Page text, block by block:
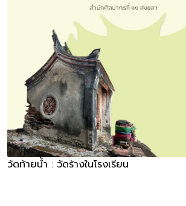
วัดท้ายน้ำ : วัดร้างในโรงเรียน